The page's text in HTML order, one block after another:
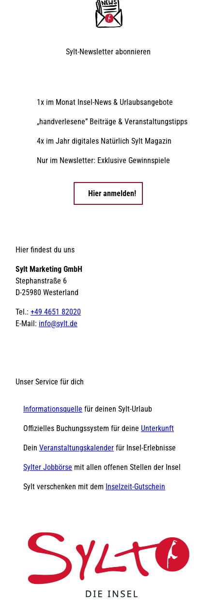
Sylt-Newsletter abonnieren
1x im Monat Insel-News & Urlaubsangebote
„handverlesene” Beiträge & Veranstaltungstipps
4x im Jahr digitales Natürlich Sylt Magazin
Nur im Newsletter: Exklusive Gewinnspiele
Hier anmelden!
Hier findest du uns
Sylt Marketing GmbH
Stephanstraße 6
D-25980 Westerland
Tel.: +49 4651 82020
E-Mail: info@sylt.de
Unser Service für dich
Informationsquelle für deinen Sylt-Urlaub
Offizielles Buchungssystem für deine Unterkunft
Dein Veranstaltungskalender für Insel-Erlebnisse
Sylter Jobbörse mit allen offenen Stellen der Insel
Sylt verschenken mit dem Inselzeit-Gutschein